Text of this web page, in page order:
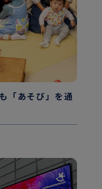
「あそび」を通